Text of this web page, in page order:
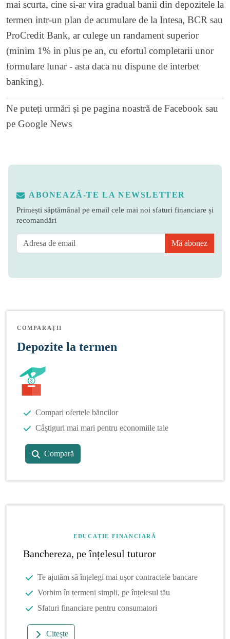
mai scurta, cine si-ar vira gradual banii din depozitele la
termen intr-un plan de acumulare de la Intesa, BCR sau
ProCredit Bank, ar culege un randament superior
(minim 1% in plus pe an, cu efortul completarii unor
formulare lunar - asta daca nu dispune de interbet
banking).
Ne puteți urmări și pe pagina noastră de Facebook sau
pe Google News
ABONEAZĂ-TE LA NEWSLETTER
Primești săptămânal pe email cele mai noi sfaturi financiare și
recomandări
Mă abonez
COMPARAȚII
Depozite la termen
Compari ofertele băncilor
Câștiguri mai mari pentru economiile tale
Compară
EDUCAȚIE FINANCIARĂ
Banchereza, pe înțelesul tuturor
Te ajutăm să înțelegi mai ușor contractele bancare
Vorbim în termeni simpli, pe înțelesul tău
Sfaturi financiare pentru consumatori
Citește